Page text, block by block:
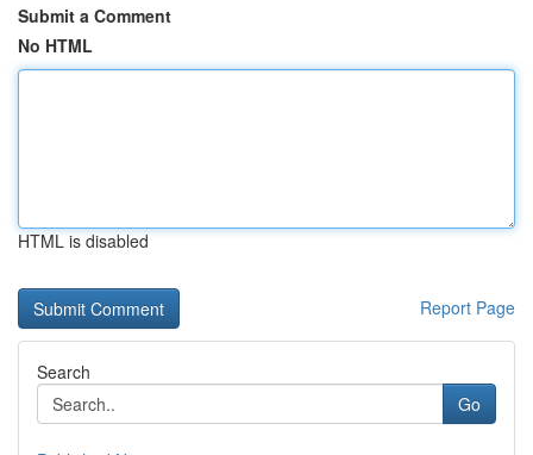
Submit a Comment
No HTML
HTML is disabled
Report Page
Search
Go